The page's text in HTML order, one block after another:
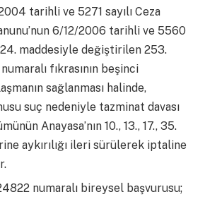
tarihli ve 5271 sayılı Ceza
6/12/2006 tarihli ve 5560
24. maddesiyle değiştirilen 253.
fıkrasının beşinci
sağlanması halinde,
suç nedeniyle tazminat davası
Anayasa’nın 10., 13., 17., 35.
aykırılığı ileri sürülerek iptaline
numaralı bireysel başvurusu;